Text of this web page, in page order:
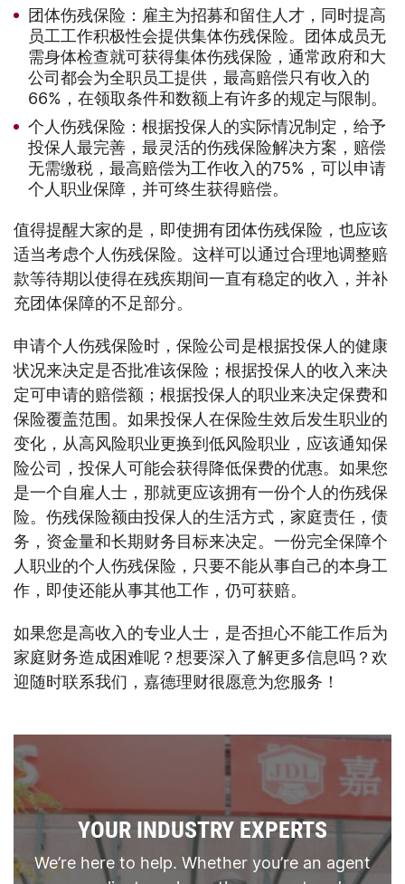
团体伤残保险：雇主为招募和留住人才，同时提高
员工工作积极性会提供集体伤残保险。团体成员无
需身体检查就可获得集体伤残保险，通常政府和大
公司都会为全职员工提供，最高赔偿只有收入的
66%，在领取条件和数额上有许多的规定与限制。
个人伤残保险：根据投保人的实际情况制定，给予
投保人最完善，最灵活的伤残保险解决方案，赔偿
无需缴税，最高赔偿为工作收入的75%，可以申请
个人职业保障，并可终生获得赔偿。
值得提醒大家的是，即使拥有团体伤残保险，也应该
适当考虑个人伤残保险。这样可以通过合理地调整赔
款等待期以使得在残疾期间一直有稳定的收入，并补
充团体保障的不足部分。
申请个人伤残保险时，保险公司是根据投保人的健康
状况来决定是否批准该保险；根据投保人的收入来决
定可申请的赔偿额；根据投保人的职业来决定保费和
保险覆盖范围。如果投保人在保险生效后发生职业的
变化，从高风险职业更换到低风险职业，应该通知保
险公司，投保人可能会获得降低保费的优惠。如果您
是一个自雇人士，那就更应该拥有一份个人的伤残保
险。伤残保险额由投保人的生活方式，家庭责任，债
务，资金量和长期财务目标来决定。一份完全保障个
人职业的个人伤残保险，只要不能从事自己的本身工
作，即使还能从事其他工作，仍可获赔。
如果您是高收入的专业人士，是否担心不能工作后为
家庭财务造成困难呢？想要深入了解更多信息吗？欢
迎随时联系我们，嘉德理财很愿意为您服务！
YOUR INDUSTRY EXPERTS
We’re here to help. Whether you’re an agent